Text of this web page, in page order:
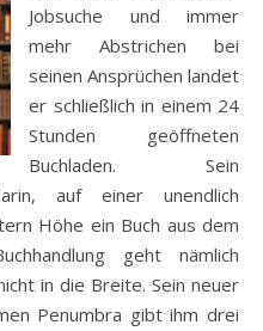
Jobsuche und immer
mehr Abstrichen bei
seinen Ansprüchen landet
er schließlich in einem 24
Stunden geöffneten
Buchladen. Sein
auf einer unendlich
Höhe ein Buch aus dem
geht nämlich
in die Breite. Sein neuer
Penumbra gibt ihm drei